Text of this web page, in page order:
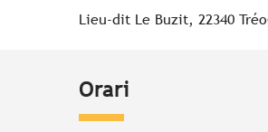
Lieu-dit Le Buzit, 22340
Orari